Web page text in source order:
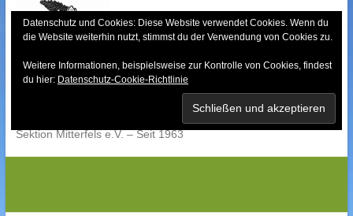
content
Bayerischer Wald-
Sektion Mitterfels e.V. – Seit 1963
Datenschutz und Cookies: Diese Website verwendet Cookies. Wenn du
die Website weiterhin nutzt, stimmst du der Verwendung von Cookies zu.
Weitere Informationen, beispielsweise zur Kontrolle von Cookies, findest
du hier: Datenschutz-Cookie-Richtlinie